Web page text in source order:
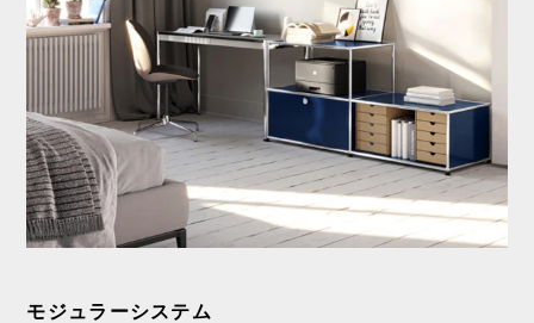
モジュラーシステム